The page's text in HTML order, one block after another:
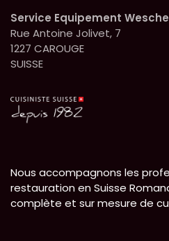
Service Equipement
Rue Antoine Jolivet, 7
1227 CAROUGE
SUISSE
Nous accompagnons les
restauration en Suisse
complète et sur mesure de